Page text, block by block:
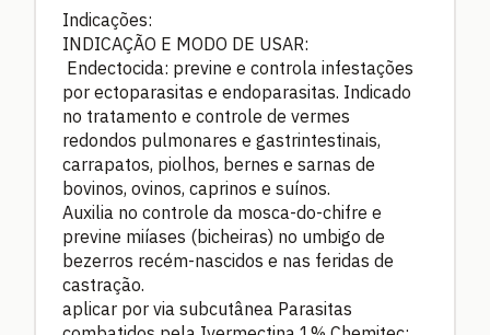
Indicações:
INDICAÇÃO E MODO DE USAR:
Endectocida: previne e controla infestações
por ectoparasitas e endoparasitas. Indicado
no tratamento e controle de vermes
redondos pulmonares e gastrintestinais,
carrapatos, piolhos, bernes e sarnas de
bovinos, ovinos, caprinos e suínos.
Auxilia no controle da mosca-do-chifre e
previne miíases (bicheiras) no umbigo de
bezerros recém-nascidos e nas feridas de
castração.
aplicar por via subcutânea Parasitas